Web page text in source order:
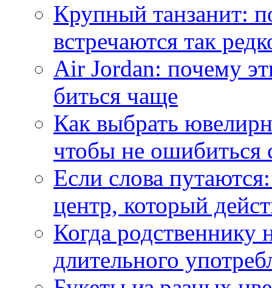
Крупный танзанит:
встречаются так
Air Jordan: почему
биться чаще
Как выбрать
чтобы не ошибиться
Если слова
центр, который
Когда
длительного